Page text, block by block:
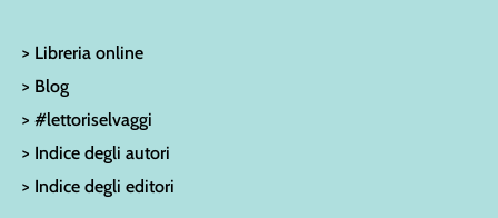
> Libreria online
> Blog
> #lettoriselvaggi
> Indice degli autori
> Indice degli editori